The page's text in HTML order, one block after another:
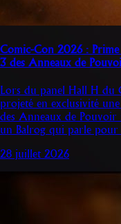
Comic-Con 2026 : Prime
3 des Anneaux de
Lors du panel Hall H du
projeté en exclusivité
des Anneaux de
un Balrog qui parle pour
28 juillet 2026